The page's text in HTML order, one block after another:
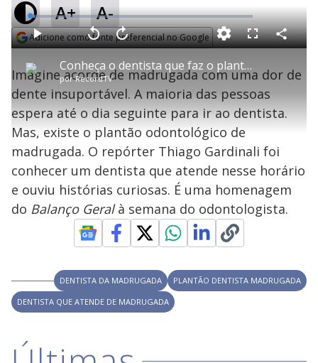
A+ A-
Adicione como fonte preferencial no Google
P
l
a
y
V
i
d
Conheça o dentista que faz o plantão odontológico da madrugada
porRecordTV
P V
t
a
r
0
e
g
n
d
o
s
A
n
ç
a
1
s
e
u
n
o
s
M
u
L
o
a
d
e
:
2
.
2
5
%
F
s
c
e
n
C
o
a
a
Imagine acorde de madrugada com uma dor de
dente insuportável. A maioria das pessoas
espera até o dia seguinte para ir ao dentista.
Mas, existe o plantão odontológico de
madrugada. O repórter Thiago Gardinali foi
conhecer um dentista que atende nesse horário
e ouviu histórias curiosas. É uma homenagem
do Balanço Geralà semana do odontologista.
DENTISTA DA MADRUGADA
PLANTÃO DENTISTA MADRUGADA
DENTISTA QUE ATENDE DE MADRUGADA